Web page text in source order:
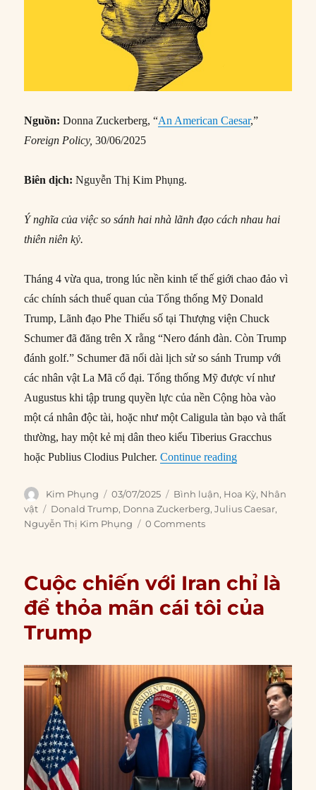
Nguồn: Donna Zuckerberg, “An American Caesar,”
Foreign Policy, 30/06/2025
Biên dịch: Nguyễn Thị Kim Phụng.
Ý nghĩa của việc so sánh hai nhà lãnh đạo cách nhau hai
thiên niên kỷ.
Tháng 4 vừa qua, trong lúc nền kinh tế thế giới chao đảo vì
các chính sách thuế quan của Tổng thống Mỹ Donald
Trump, Lãnh đạo Phe Thiểu số tại Thượng viện Chuck
Schumer đã đăng trên X rằng “Nero đánh đàn. Còn Trump
đánh golf.” Schumer đã nối dài lịch sử so sánh Trump với
các nhân vật La Mã cổ đại. Tổng thống Mỹ được ví như
Augustus khi tập trung quyền lực của nền Cộng hòa vào
một cá nhân độc tài, hoặc như một Caligula tàn bạo và thất
thường, hay một kẻ mị dân theo kiểu Tiberius Gracchus
hoặc Publius Clodius Pulcher.Continue reading“Caesar của
Author
Kim Phụng
Posted
on
03/07/2025 Categories
Bình luận, Hoa Kỳ, Nhân
vật
Tags
Donald Trump, Donna Zuckerberg,Julius Caesar,
Nguyễn Thị Kim Phụng
0 Comments
Cuộc chiến với Iran chỉ là
để thỏa mãn cái tôi của
Trump